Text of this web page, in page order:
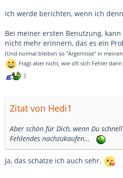
Ich werde berichten, wenn ich
Bei meiner ersten Benutzung,
nicht mehr erinnern, das es ein
(Und normal bleiben so "Ärgernisse" in
Fragt aber nicht, wie oft sich Fehler
)
Zitat von Hedi1
Aber schön für Dich, wenn Du
Fehlendes nachzukaufen...
Ja, das schätze ich auch sehr.